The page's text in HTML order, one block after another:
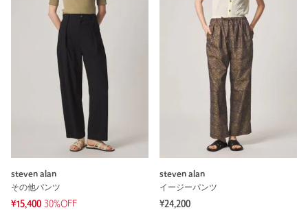
steven alan
その他パンツ
¥15,400 30%OFF
steven alan
イージーパンツ
¥24,200